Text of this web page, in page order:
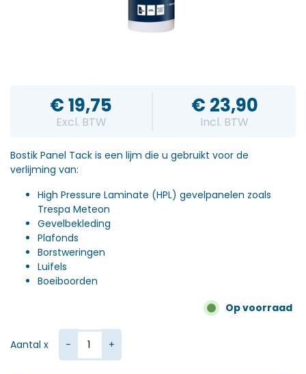
€19,75
Excl. BTW
€ 23,90
Incl. BTW
Bostik Panel Tack is een lijm die u gebruikt voor de
verlijming van:
High Pressure Laminate (HPL) gevelpanelen zoals
Trespa Meteon
Gevelbekleding
Plafonds
Borstweringen
Luifels
Boeiboorden
Op voorraad
Aantal x
Bostik Paneltack 290 ml aantal